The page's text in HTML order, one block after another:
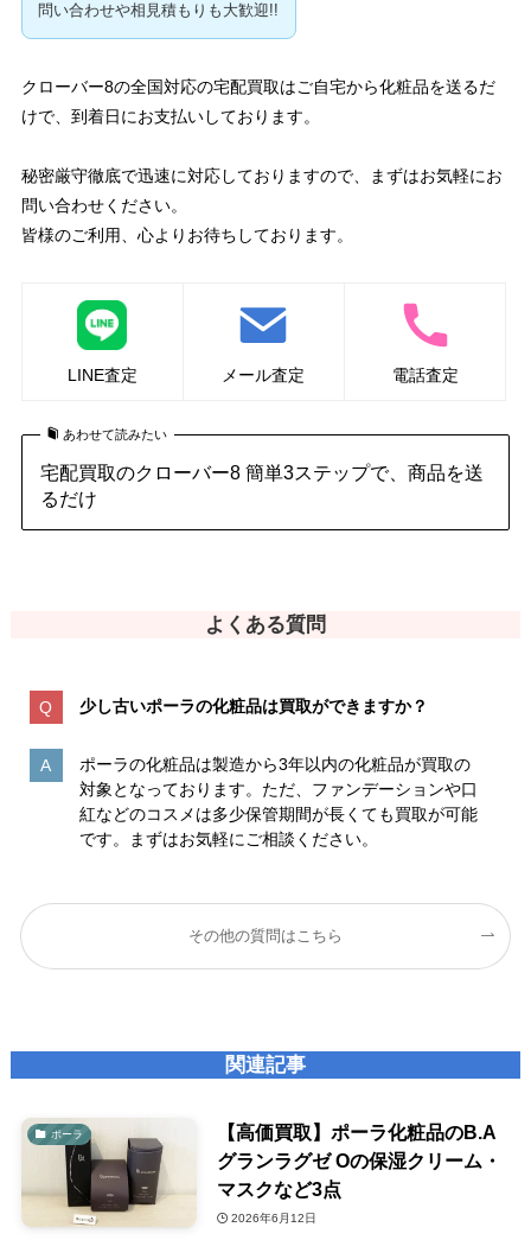
問い合わせや相見積もりも大歓迎!!
クローバー8の全国対応の宅配買取はご自宅から化粧品を送るだ
けで、到着日にお支払いしております。
秘密厳守徹底で迅速に対応しておりますので、まずはお気軽にお
問い合わせください。
皆様のご利用、心よりお待ちしております。
LINE査定 メール査定 電話査定
あわせて読みたい
宅配買取のクローバー8 簡単3ステップで、商品を送
るだけ
よくある質問
少し古いポーラの化粧品は買取ができますか？
ポーラの化粧品は製造から3年以内の化粧品が買取の
対象となっております。ただ、ファンデーションや口
紅などのコスメは多少保管期間が長くても買取が可能
です。まずはお気軽にご相談ください。
その他の質問はこちら
関連記事
ポーラ
【高価買取】ポーラ化粧品のB.A
グランラグゼ Oの保湿クリーム・
マスクなど3点
2026年6月12日